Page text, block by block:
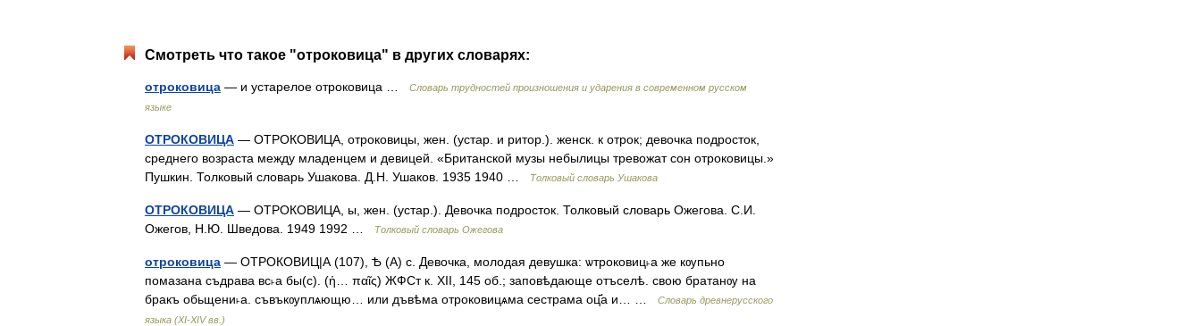
Смотреть что такое "отроковица" в других словарях:
отроковица — и устарелое отроковица …
Словарь трудностей произношения и ударения в современном русском
языке
ОТРОКОВИЦА — ОТРОКОВИЦА, отроковицы, жен. (устар. и ритор.). женск. к отрок; девочка подросток,
среднего возраста между младенцем и девицей. «Британской музы небылицы тревожат сон отроковицы.»
Пушкин. Толковый словарь Ушакова. Д.Н. Ушаков. 1935 1940 …
Толковый словарь Ушакова
ОТРОКОВИЦА — ОТРОКОВИЦА, ы, жен. (устар.). Девочка подросток. Толковый словарь Ожегова. С.И.
Ожегов, Н.Ю. Шведова. 1949 1992 …
Толковый словарь Ожегова
отроковица — ОТРОКОВИЦ|А (107), Ѣ (А) с. Девочка, молодая девушка: ѡтроковиц˫а же кѹпьно
помазана съдрава вс˫а бы(с). (ἡ… παῖς) ЖФСт к. XII, 145 об.; заповѣдающе отъселѣ. свою братанѹ на
бракъ обьщени˫а. съвъкѹплѧющю… или дъвѣма отроковицѧма сестрама оц҃а и… …
Словарь древнерусского
языка (XI-XIV вв.)